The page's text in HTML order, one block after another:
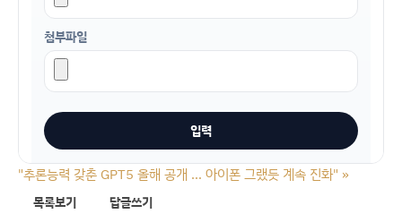
첨부파일
"추론능력 갖춘 GPT5 올해 공개 … 아이폰 그랬듯 계속 진화" »
목록보기
답글쓰기